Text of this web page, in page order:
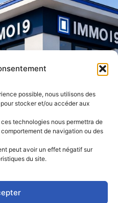
possible, nous utilisons des
stocker et/ou accéder aux
technologies nous permettra de
de navigation ou des
peut avoir un effet négatif sur
du site.